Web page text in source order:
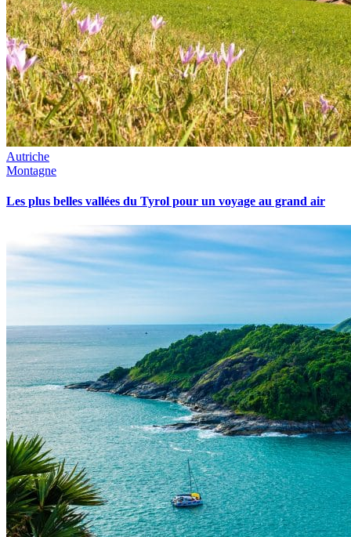
Autriche
Montagne
Les plus belles vallées du Tyrol pour un voyage au grand air